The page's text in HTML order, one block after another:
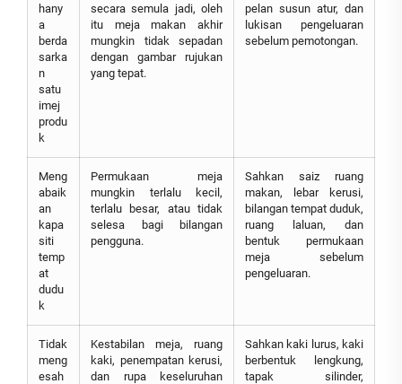
hany
a
berda
sarka
n
satu
imej
produ
k
secara semula jadi, oleh
itu meja makan akhir
mungkin tidak sepadan
dengan gambar rujukan
yang tepat.
pelan susun atur, dan
lukisan pengeluaran
sebelum pemotongan.
Meng
abaik
an
kapa
siti
temp
at
dudu
k
Permukaan meja
mungkin terlalu kecil,
terlalu besar, atau tidak
selesa bagi bilangan
pengguna.
Sahkan saiz ruang
makan, lebar kerusi,
bilangan tempat duduk,
ruang laluan, dan
bentuk permukaan
meja sebelum
pengeluaran.
Tidak
meng
esah
Kestabilan meja, ruang
kaki, penempatan kerusi,
dan rupa keseluruhan
Sahkan kaki lurus, kaki
berbentuk lengkung,
tapak silinder,